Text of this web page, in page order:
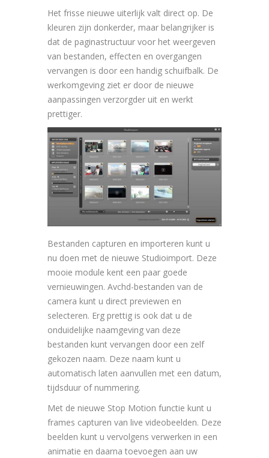
Het frisse nieuwe uiterlijk valt direct op. De
kleuren zijn donkerder, maar belangrijker is
dat de paginastructuur voor het weergeven
van bestanden, effecten en overgangen
vervangen is door een handig schuifbalk. De
werkomgeving ziet er door de nieuwe
aanpassingen verzorgder uit en werkt
prettiger.
Bestanden capturen en importeren kunt u
nu doen met de nieuwe Studioimport. Deze
mooie module kent een paar goede
vernieuwingen. Avchd-bestanden van de
camera kunt u direct previewen en
selecteren. Erg prettig is ook dat u de
onduidelijke naamgeving van deze
bestanden kunt vervangen door een zelf
gekozen naam. Deze naam kunt u
automatisch laten aanvullen met een datum,
tijdsduur of nummering.
Met de nieuwe Stop Motion functie kunt u
frames capturen van live videobeelden. Deze
beelden kunt u vervolgens verwerken in een
animatie en daarna toevoegen aan uw